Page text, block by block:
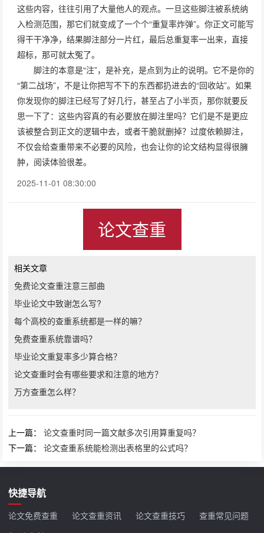
这些内容，往往引用了大量他人的观点。一旦这些脚注被系统纳
入检测范围，那它们就变成了一个个“重复率炸弹”。你正文可能写
得干干净净，结果脚注部分一片红，最后总重复率一出来，直接
超标，那可就太冤了。
脚注的本意是“注”，是补充，是点到为止的说明。它不是你的
“第二战场”，不是让你把写不下的东西都扔进去的“回收站”。如果
你发现你的脚注已经写了好几行，甚至占了小半页，那你就要反
思一下了：这些内容真的有必要放在脚注里吗？它们是不是更应
该被整合到正文的逻辑中去，或者干脆就删掉？过度依赖脚注，
不仅会给查重带来不必要的风险，也会让你的论文结构显得很臃
肿，阅读体验很差。
2025-11-01 08:30:00
论文查重
相关文章
免费论文查重注意三部曲
毕业论文中致谢怎么写?
每个高校的查重系统都是一样的嘛？
免费查重系统靠谱吗？
毕业论文重复率多少算合格？
论文查重时会有哪些要求和注意的地方？
万方查重怎么样？
上一篇：论文查重时同一篇文献多次引用算重复吗？
下一篇：论文查重系统能检测出表格里的公式吗？
快捷导航
论文免费查重 论文查重资讯 论文查重技巧 查重常见问题